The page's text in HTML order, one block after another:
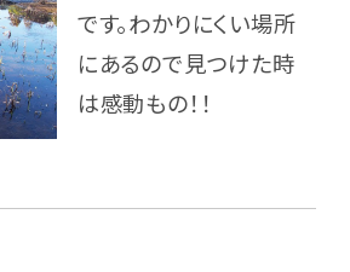
です。わかりにくい場所
にあるので見つけた時
は感動もの！！